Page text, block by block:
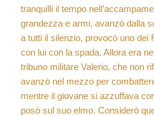
tranquilli il tempo
grandezza e armi, avanzò dalla
a tutti il silenzio, provocò uno dei
con lui con la spada. Allora era
tribuno militare Valerio, che non
avanzò nel mezzo per
mentre il giovane si azzuffava
posò sul suo elmo. Considerò